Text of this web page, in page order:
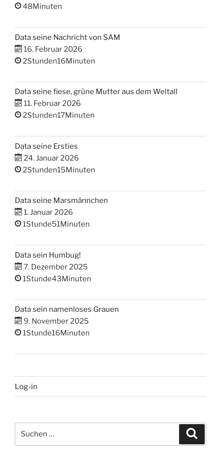
48Minuten
Data seine Nachricht von SAM
16. Februar 2026
2Stunden16Minuten
Data seine fiese, grüne Mutter aus dem Weltall
11. Februar 2026
2Stunden17Minuten
Data seine Ersties
24. Januar 2026
2Stunden15Minuten
Data seine Marsmännchen
1. Januar 2026
1Stunde51Minuten
Data sein Humbug!
7. Dezember 2025
1Stunde43Minuten
Data sein namenloses Grauen
9. November 2025
1Stunde16Minuten
Log-in
nach: